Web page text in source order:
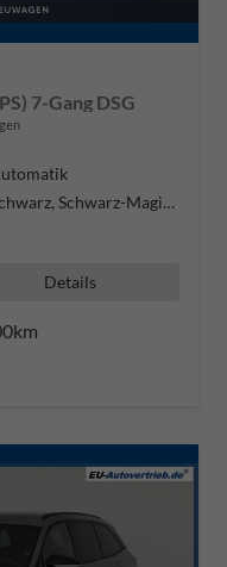
7-Gang DSG
Schwarz, Schwarz-Magic Perleffek
Details